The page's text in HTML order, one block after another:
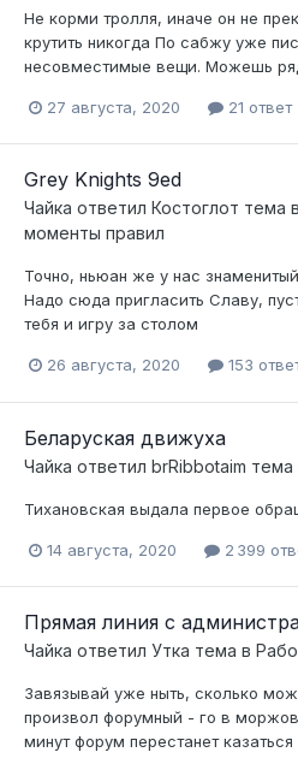
Не корми тролля, иначе он не
крутить никогда По сабжу уже
несовместимые вещи. Можешь
27 августа, 2020 21 ответ
Grey Knights 9ed
Чайка ответил Костоглот тема в
моменты правил
Точно, ньюан же у нас
Надо сюда пригласить Славу,
тебя и игру за столом
26 августа, 2020 153
Беларуская движуха
Чайка ответил brRibbotaim тема
Тихановская выдала первое
14 августа, 2020 2 399
Прямая линия с
Чайка ответил Утка тема в
Завязывай уже ныть, сколько
произвол форумный - го в
минут форум перестанет